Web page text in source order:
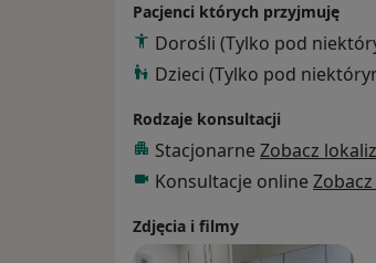
Pacjenci których przyjmuję
Dorośli (Tylko pod
Dzieci (Tylko pod
Rodzaje konsultacji
Stacjonarne Zobacz
Konsultacje online
Zdjęcia i filmy